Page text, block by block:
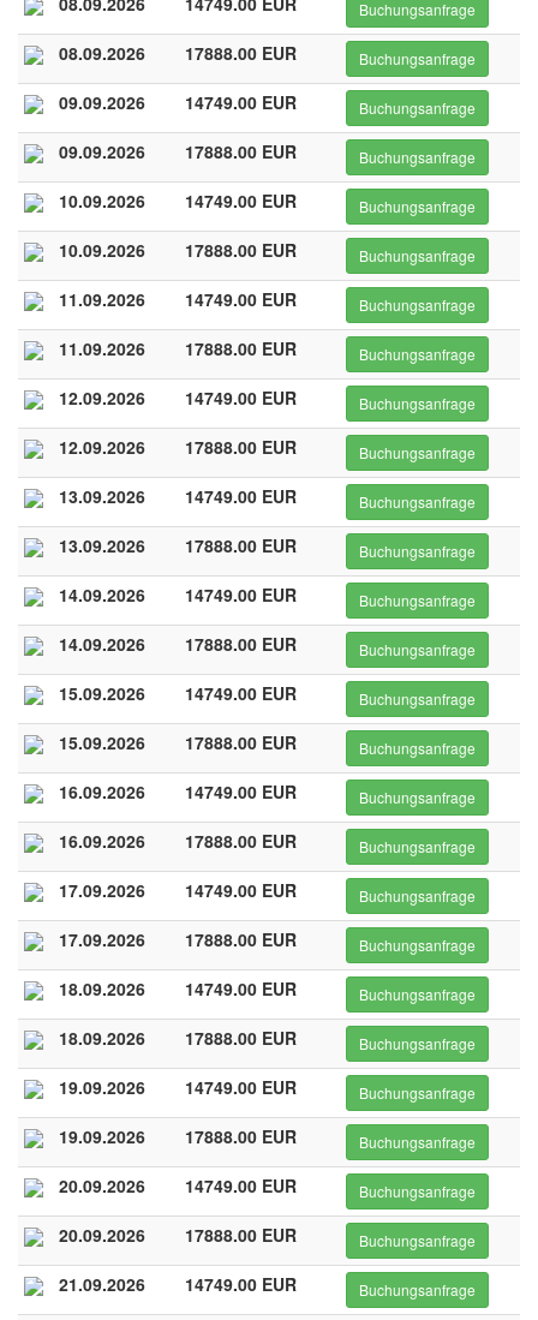
Buchungsanfrage
08.09.2026 17888.00 EUR Buchungsanfrage
09.09.2026 14749.00 EUR Buchungsanfrage
09.09.2026 17888.00 EUR Buchungsanfrage
10.09.2026 14749.00 EUR Buchungsanfrage
10.09.2026 17888.00 EUR Buchungsanfrage
11.09.2026 14749.00 EUR Buchungsanfrage
11.09.2026 17888.00 EUR Buchungsanfrage
12.09.2026 14749.00 EUR Buchungsanfrage
12.09.2026 17888.00 EUR Buchungsanfrage
13.09.2026 14749.00 EUR Buchungsanfrage
13.09.2026 17888.00 EUR Buchungsanfrage
14.09.2026 14749.00 EUR Buchungsanfrage
14.09.2026 17888.00 EUR Buchungsanfrage
15.09.2026 14749.00 EUR Buchungsanfrage
15.09.2026 17888.00 EUR Buchungsanfrage
16.09.2026 14749.00 EUR Buchungsanfrage
16.09.2026 17888.00 EUR Buchungsanfrage
17.09.2026 14749.00 EUR Buchungsanfrage
17.09.2026 17888.00 EUR Buchungsanfrage
18.09.2026 14749.00 EUR Buchungsanfrage
18.09.2026 17888.00 EUR Buchungsanfrage
19.09.2026 14749.00 EUR Buchungsanfrage
19.09.2026 17888.00 EUR Buchungsanfrage
20.09.2026 14749.00 EUR Buchungsanfrage
20.09.2026 17888.00 EUR Buchungsanfrage
21.09.2026 14749.00 EUR Buchungsanfrage